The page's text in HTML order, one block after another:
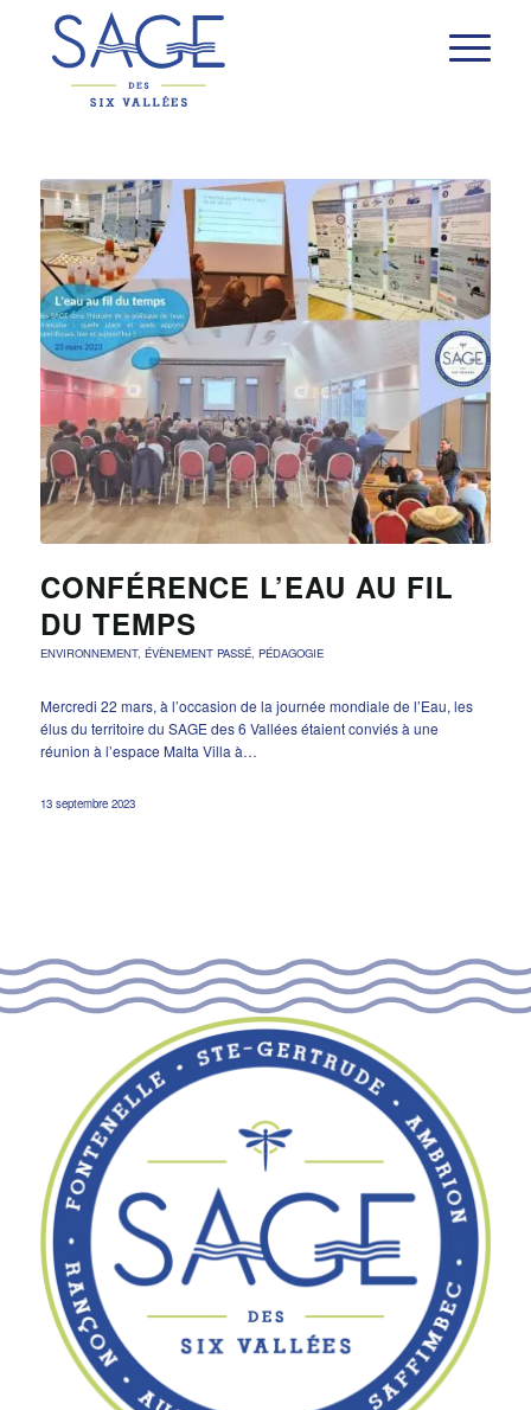
CONFÉRENCE L’EAU AU FIL
DU TEMPS
ENVIRONNEMENT, ÉVÈNEMENT PASSÉ, PÉDAGOGIE
Mercredi 22 mars, à l’occasion de la journée mondiale de l’Eau, les
élus du territoire du SAGE des 6 Vallées étaient conviés à une
réunion à l’espace Malta Villa à…
13 septembre 2023